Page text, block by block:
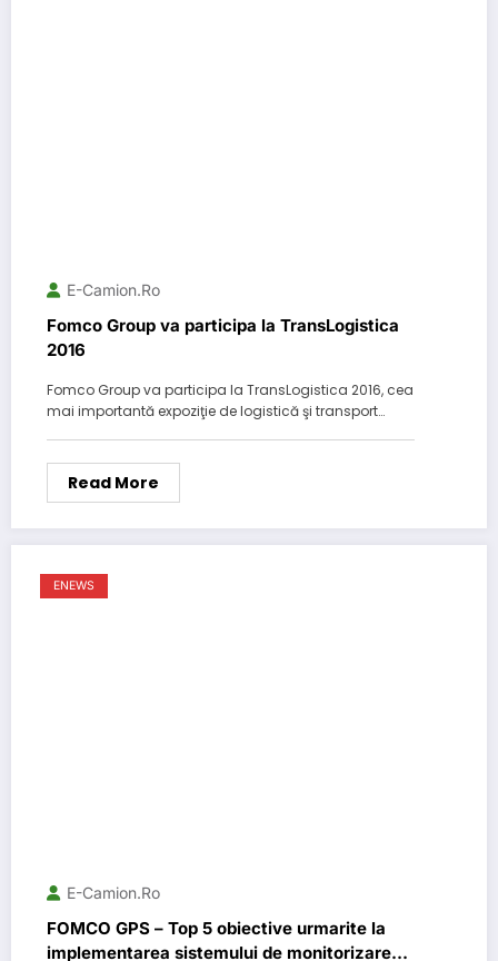
E-Camion.ro
Fomco Group va participa la TransLogistica
2016
Fomco Group va participa la TransLogistica 2016, cea
mai importantă expoziţie de logistică şi transport…
Read More
ENEWS
E-Camion.ro
FOMCO GPS – Top 5 obiective urmarite la
implementarea sistemului de monitorizare